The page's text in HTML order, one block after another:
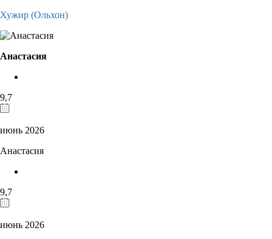
Хужир (Ольхон)
Анастасия
9,7
июнь 2026
Анастасия
9,7
июнь 2026